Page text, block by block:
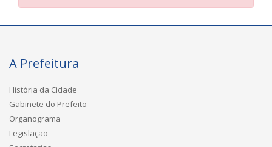
A Prefeitura
História da Cidade
Gabinete do Prefeito
Organograma
Legislação